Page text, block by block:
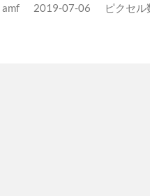
amf 2019-07-06 ピクセ